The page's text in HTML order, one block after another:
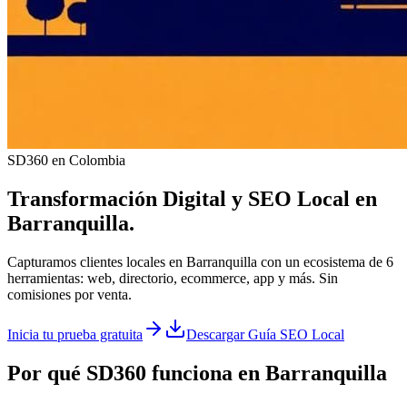
SD360 en Colombia
Transformación Digital y SEO Local en
Barranquilla.
Capturamos clientes locales en Barranquilla con un ecosistema de 6
herramientas: web, directorio, ecommerce, app y más. Sin
comisiones por venta.
Inicia tu prueba gratuita Descargar Guía SEO Local
Por qué SD360 funciona en Barranquilla